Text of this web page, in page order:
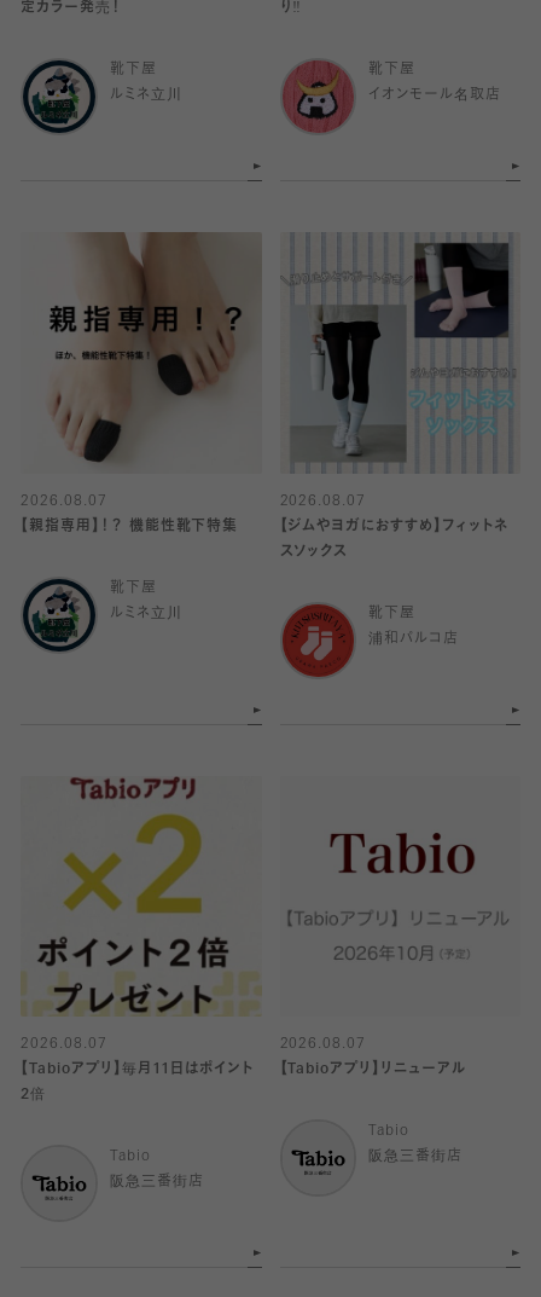
定カラー発売！
靴下屋
ルミネ立川
り️‼️
靴下屋
イオンモール名取店
2026.08.07
【親指専用】！？ 機能性靴下特集
靴下屋
ルミネ立川
2026.08.07
【ジムやヨガにおすすめ】フィットネ
スソックス
靴下屋
浦和パルコ店
2026.08.07
【Tabioアプリ】毎月11日はポイント
2倍
Tabio
阪急三番街店
2026.08.07
【Tabioアプリ】リニューアル
Tabio
阪急三番街店